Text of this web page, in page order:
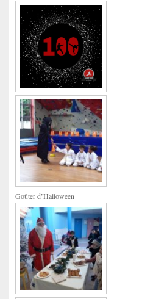
Goûter d’Halloween